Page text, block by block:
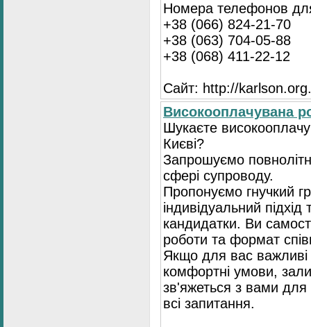
Номера телефонов
+38 (066) 824-21-70
+38 (063) 704-05-88
+38 (068) 411-22-12
Сайт: http://
Високооплачувана
Шукаєте
Києві?
Запрошуємо
сфері супроводу.
Пропонуємо гнучкий
індивідуальний
кандидатки. Ви
роботи та формат
Якщо для вас важливі
комфортні умови,
зв'яжеться з вами для
всі запитання.